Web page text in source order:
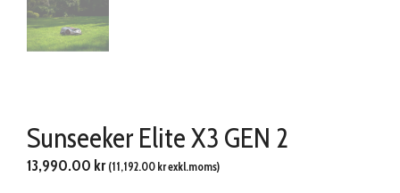
Sunseeker Elite X3 GEN 2
13,990.00 kr (11,192.00 krexkl.moms)